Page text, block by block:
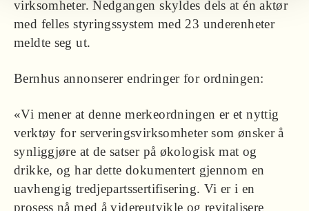
virksomheter. Nedgangen skyldes dels at én aktør
med felles styringssystem med 23 underenheter
meldte seg ut.
Bernhus annonserer endringer for ordningen:
«Vi mener at denne merkeordningen er et nyttig
verktøy for serveringsvirksomheter som ønsker å
synliggjøre at de satser på økologisk mat og
drikke, og har dette dokumentert gjennom en
uavhengig tredjepartssertifisering. Vi er i en
prosess nå med å videreutvikle og revitalisere